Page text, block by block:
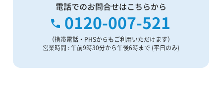
電話でのお問合せはこちらから
0120-007-521
（携帯電話・PHSからもご利用いただけます）
営業時間 : 午前9時30分から午後6時まで (平日のみ)